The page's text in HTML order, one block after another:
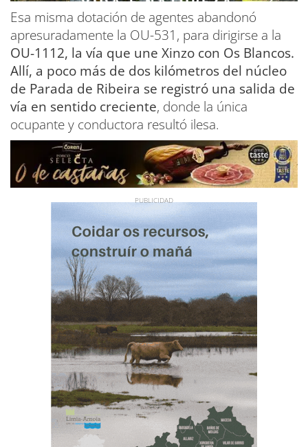
Esa misma dotación de agentes abandonó
apresuradamente la OU-531, para dirigirse a la
OU-1112, la vía que une Xinzo con Os Blancos.
Allí, a poco más de dos kilómetros del núcleo
de Parada de Ribeira se registró una salida de
vía en sentido creciente, donde la única
ocupante y conductora resultó ilesa.